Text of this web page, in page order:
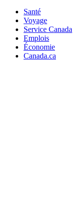
Santé
Voyage
Service Canada
Emplois
Économie
Canada.ca